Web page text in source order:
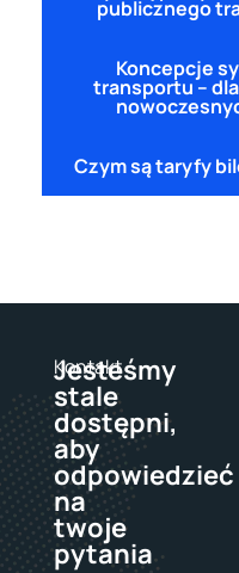
publicznego
Koncepcje
transportu –
Czym są taryfy
Kontakt
Jesteśmy
stale
dostępni,
aby
odpowiedzieć
na
twoje
pytania